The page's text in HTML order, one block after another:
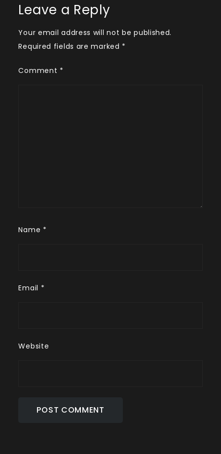
Leave a Reply
Your email address will not be published.
Required fields are marked *
Comment *
Name *
Email *
Website